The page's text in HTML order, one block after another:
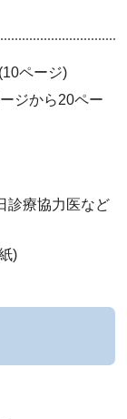
ページ)
ジから20ペー
診療協力医など
)